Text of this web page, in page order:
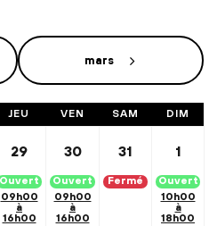
mars
JEU VEN SAM DIM
29
Ouvert
09h00
à
16h00
30
Ouvert
09h00
à
16h00
31
Fermé
1
Ouvert
10h00
à
18h00